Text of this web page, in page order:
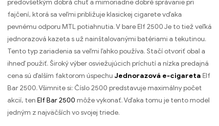
predovšetkým dobrá chuť a mimoriadne dobré správanie pri
fajčení, ktorá sa veľmi približuje klasickej cigarete vďaka
pevnému odporu MTL potiahnutia. V bare Elf 2500 Je to tiež veľká
jednorazová kazeta s už nainštalovanými batériami a tekutinou.
Tento typ zariadenia sa veľmi ľahko používa. Stačí otvoriť obal a
ihneď použiť. Široký výber osviežujúcich príchutí a nízka predajná
cena sú ďalším faktorom úspechu Jednorazová e-cigareta Elf
Bar 2500. Všimnite si: Číslo 2500 predstavuje maximálny počet
akcií, ten Elf Bar 2500 môže vykonať. Vďaka tomu je tento model
jedným z najväčších vo svojej triede.